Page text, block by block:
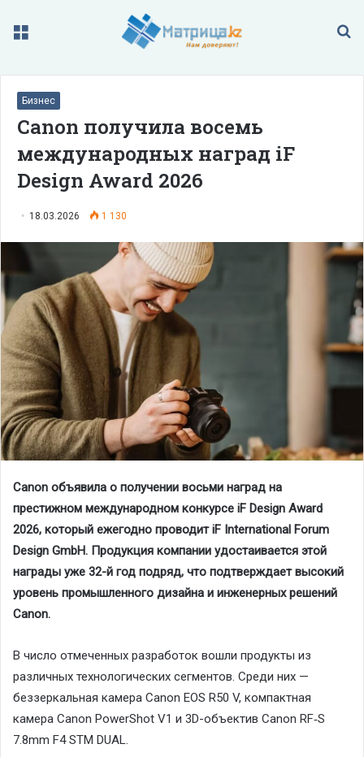
Меню
Бизнес
Canon получила восемь
международных наград iF
Design Award 2026
18.03.2026 1 130
Canon объявила о получении восьми наград на
престижном международном конкурсе iF Design Award
2026, который ежегодно проводит iF International Forum
Design GmbH. Продукция компании удостаивается этой
награды уже 32-й год подряд, что подтверждает высокий
уровень промышленного дизайна и инженерных решений
Canon.
В число отмеченных разработок вошли продукты из
различных технологических сегментов. Среди них —
беззеркальная камера Canon EOS R50 V, компактная
камера Canon PowerShot V1 и 3D-объектив Canon RF‑S
7.8mm F4 STM DUAL.